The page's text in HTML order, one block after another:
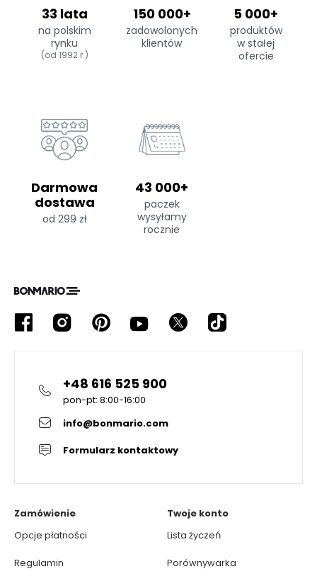
33 lata
na polskim
rynku
(od 1992 r.)
150 000+
zadowolonych
klientów
5 000+
produktów
w stałej
ofercie
Darmowa
dostawa
od 299 zł
43 000+
paczek
wysyłamy
rocznie
+48 616 525 900
pon-pt: 8:00-16:00
info@bonmario.com
Formularz kontaktowy
Zamówienie
Opcje płatności
Regulamin
Twoje konto
Lista życzeń
Porównywarka